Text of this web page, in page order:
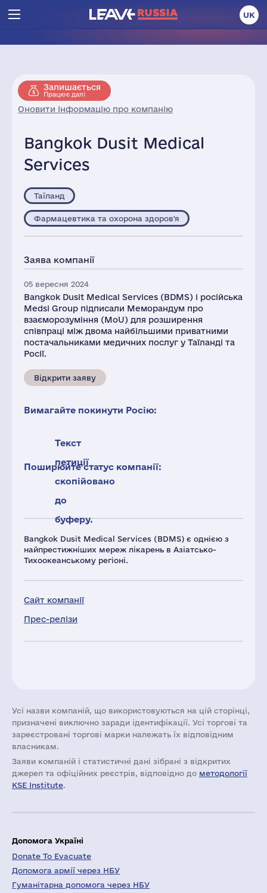
UK
Залишається
Працює далі
Оновити інформацію про компанію
Bangkok Dusit Medical
Services
Bangkok Dusit Medical Services (BDMS) є однією з
найпрестижніших мереж лікарень в Азіатсько-
Тихоокеанському регіоні.
Сайт компанії
Прес-релізи
Таїланд
Фармацевтика та охорона здоров'я
Заява компанії
05 вересня 2024
Bangkok Dusit Medical Services (BDMS) і російська
Medsi Group підписали Меморандум про
взаєморозуміння (MoU) для розширення
співпраці між двома найбільшими приватними
постачальниками медичних послуг у Таїланді та
Росії.
Відкрити заяву
Вимагайте покинути Росію:
Текст
петиції
скопійовано
до
буферу.
Поширюйте статус компанії:
Усі назви компаній, що використовуються на цій сторінці,
призначені виключно заради ідентифікації. Усі торгові та
зареєстровані торгові марки належать їх відповідним
власникам.
Заяви компаній i статистичні дані зібрані з відкритих
джерел та офіційних реєстрів, відповідно до методології
KSE Institute.
Допомога Україні
Donate To Evacuate
Допомога армії через НБУ
Гуманітарна допомога через НБУ